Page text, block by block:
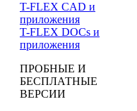
T-FLEX CAD и
приложения
T-FLEX DOCs и
приложения
ПРОБНЫЕ И
БЕСПЛАТНЫЕ
ВЕРСИИ